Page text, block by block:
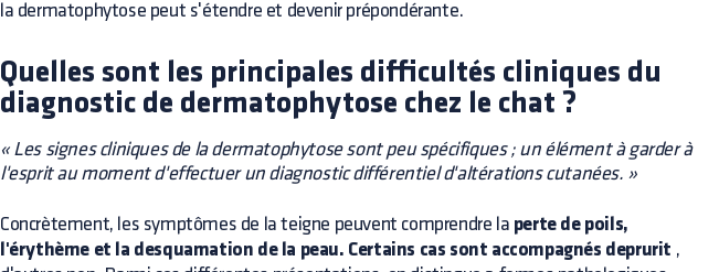
la dermatophytose peut s'étendre et devenir prépondérante.
Quelles sont les principales difficultés cliniques du
diagnostic de dermatophytose chez le chat ?
« Les signes cliniques de la dermatophytose sont peu spécifiques ; un élément à garder à
l'esprit au moment d'effectuer un diagnostic différentiel d'altérations cutanées. »
Concrètement, les symptômes de la teigne peuvent comprendre la perte de poils,
l'érythème et la desquamation de la peau. Certains cas sont accompagnés deprurit ,